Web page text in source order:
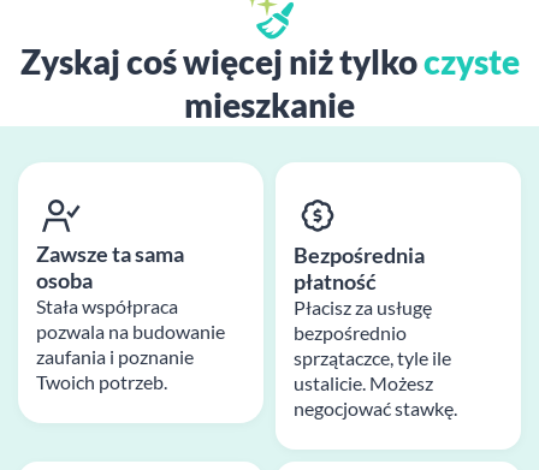
Zyskaj coś więcej niż tylkoczyste
mieszkanie
Zawsze ta sama
osoba
Stała współpraca
pozwala na budowanie
zaufania i poznanie
Twoich potrzeb.
Bezpośrednia
płatność
Płacisz za usługę
bezpośrednio
sprzątaczce, tyle ile
ustalicie. Możesz
negocjować stawkę.